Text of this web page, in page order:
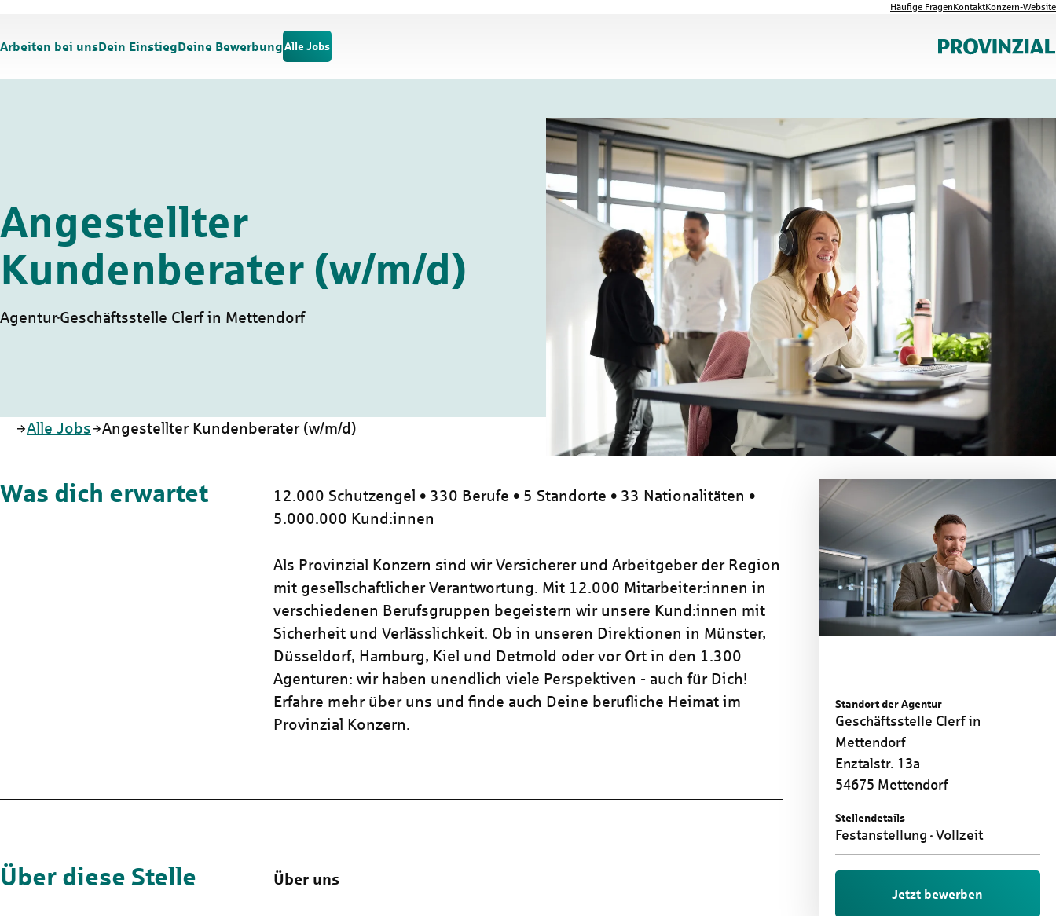
Häufige FragenKontaktKonzern-Website
Arbeiten bei unsDein EinstiegDeine Bewerbung Alle Jobs
Angestellter
Kundenberater (w/m/d)
AgenturGeschäftsstelle Clerf in Mettendorf
Startseite
Alle Jobs Angestellter Kundenberater (w/m/d)
Standort der Agentur
Geschäftsstelle Clerf in
Mettendorf
Enztalstr. 13a
54675 Mettendorf
Stellendetails
Festanstellung Vollzeit
Jetzt bewerben
Was dich erwartet
12.000 Schutzengel • 330 Berufe • 5 Standorte • 33 Nationalitäten •
5.000.000 Kund:innen
Als Provinzial Konzern sind wir Versicherer und Arbeitgeber der Region
mit gesellschaftlicher Verantwortung. Mit 12.000 Mitarbeiter:innen in
verschiedenen Berufsgruppen begeistern wir unsere Kund:innen mit
Sicherheit und Verlässlichkeit. Ob in unseren Direktionen in Münster,
Düsseldorf, Hamburg, Kiel und Detmold oder vor Ort in den 1.300
Agenturen: wir haben unendlich viele Perspektiven - auch für Dich!
Erfahre mehr über uns und finde auch Deine berufliche Heimat im
Provinzial Konzern.
Über diese Stelle Über uns